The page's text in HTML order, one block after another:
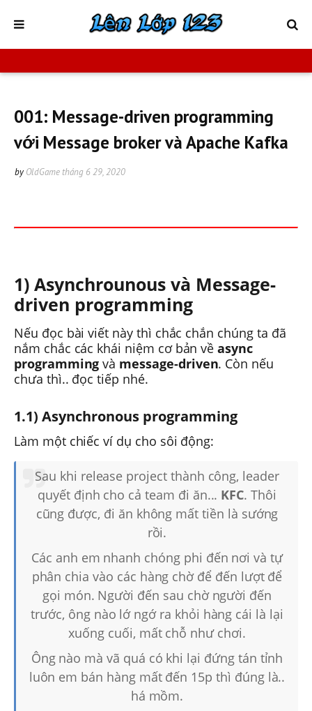
001: Message-driven programming
với Message broker và Apache Kafka
by OldGame tháng 6 29, 2020
1) Asynchrounous và Message-
driven programming
Nếu đọc bài viết này thì chắc chắn chúng ta đã
nắm chắc các khái niệm cơ bản vềasync
programming và message-driven. Còn nếu
chưa thì.. đọc tiếp nhé.
1.1) Asynchronous programming
Làm một chiếc ví dụ cho sôi động:
Sau khi release project thành công, leader
quyết định cho cả team đi ăn... KFC. Thôi
cũng được, đi ăn không mất tiền là sướng
rồi.
Các anh em nhanh chóng phi đến nơi và tự
phân chia vào các hàng chờ để đến lượt để
gọi món. Người đến sau chờ người đến
trước, ông nào lớ ngớ ra khỏi hàng cái là lại
xuống cuối, mất chỗ như chơi.
Ông nào mà vã quá có khi lại đứng tán tỉnh
luôn em bán hàng mất đến 15p thì đúng là..
há mồm.